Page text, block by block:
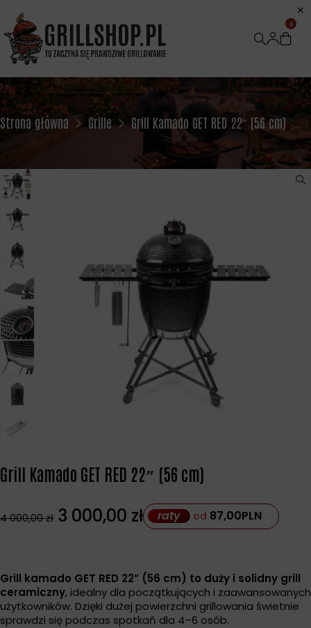
0
Strona główna Grille Grill Kamado GET RED 22″ (56 cm)
Grill Kamado GET RED 22″ (56 cm)
4 000,00zł 3 000,00 zł raty od 87,00PLN
Grill kamado GET RED 22” (56 cm) to duży i solidny grill
ceramiczny, idealny dla początkujących i zaawansowanych
użytkowników. Dzięki dużej powierzchni grillowania świetnie
sprawdzi się podczas spotkań dla 4–6 osób.